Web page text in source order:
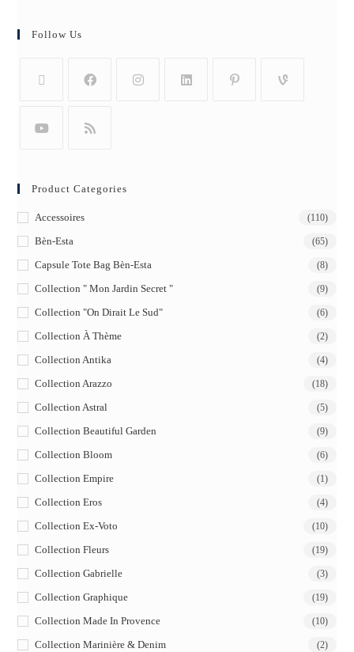
Follow Us
Product Categories
Accessoires (110)
Bèn-Esta (65)
Capsule Tote Bag Bèn-Esta (8)
Collection " Mon Jardin Secret " (9)
Collection "On Dirait Le Sud" (6)
Collection À Thème (2)
Collection Antika (4)
Collection Arazzo (18)
Collection Astral (5)
Collection Beautiful Garden (9)
Collection Bloom (6)
Collection Empire (1)
Collection Eros (4)
Collection Ex-Voto (10)
Collection Fleurs (19)
Collection Gabrielle (3)
Collection Graphique (19)
Collection Made In Provence (10)
Collection Marinière & Denim (2)